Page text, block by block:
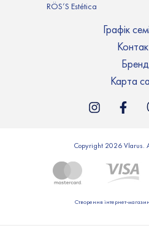
RÖS’S Estética
Графік
Карта
Copyright 2026 Vlarus.
Створення інтернет-